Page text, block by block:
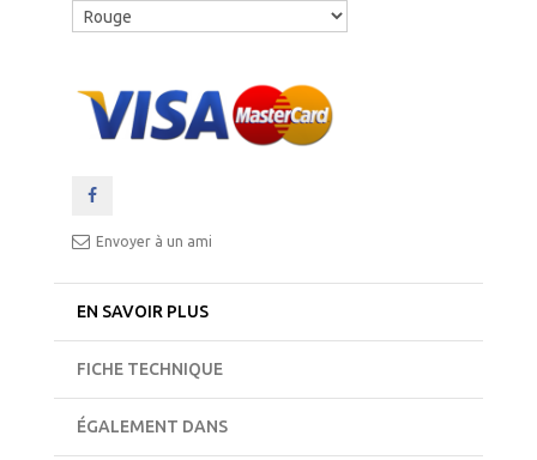
Envoyer à un ami
EN SAVOIR PLUS
FICHE TECHNIQUE
ÉGALEMENT DANS